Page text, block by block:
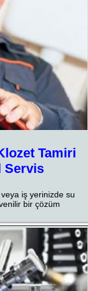
Tamiri
Servis
iş yerinizde su
bir çözüm